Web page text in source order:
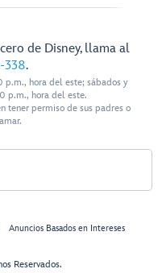
Photo Shop
de Disney, llama al
338.
hora del este; sábados y
p.m., hora del este.
tener permiso de sus padres o
Anuncios Basados en Intereses
Reservados.